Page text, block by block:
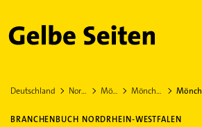
Gelbe Seiten
Deutschland Nordrhein-Westfalen Mönchengladbach Mönchengladbach Stadtteil Voosen
BRANCHENBUCH NORDRHEIN-WESTFALEN